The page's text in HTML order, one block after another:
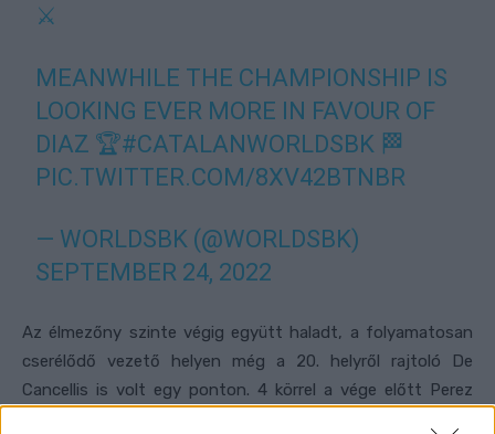
⚔️
MEANWHILE THE CHAMPIONSHIP IS
LOOKING EVER MORE IN FAVOUR OF
DIAZ 🏆#CATALANWORLDSBK 🏁
PIC.TWITTER.COM/8XV42BTNBR
— WORLDSBK (@WORLDSBK)
SEPTEMBER 24, 2022
Az élmezőny szinte végig együtt haladt, a folyamatosan
cserélődő vezető helyen még a 20. helyről rajtoló De
Cancellis is volt egy ponton. 4 körrel a vége előtt Perez